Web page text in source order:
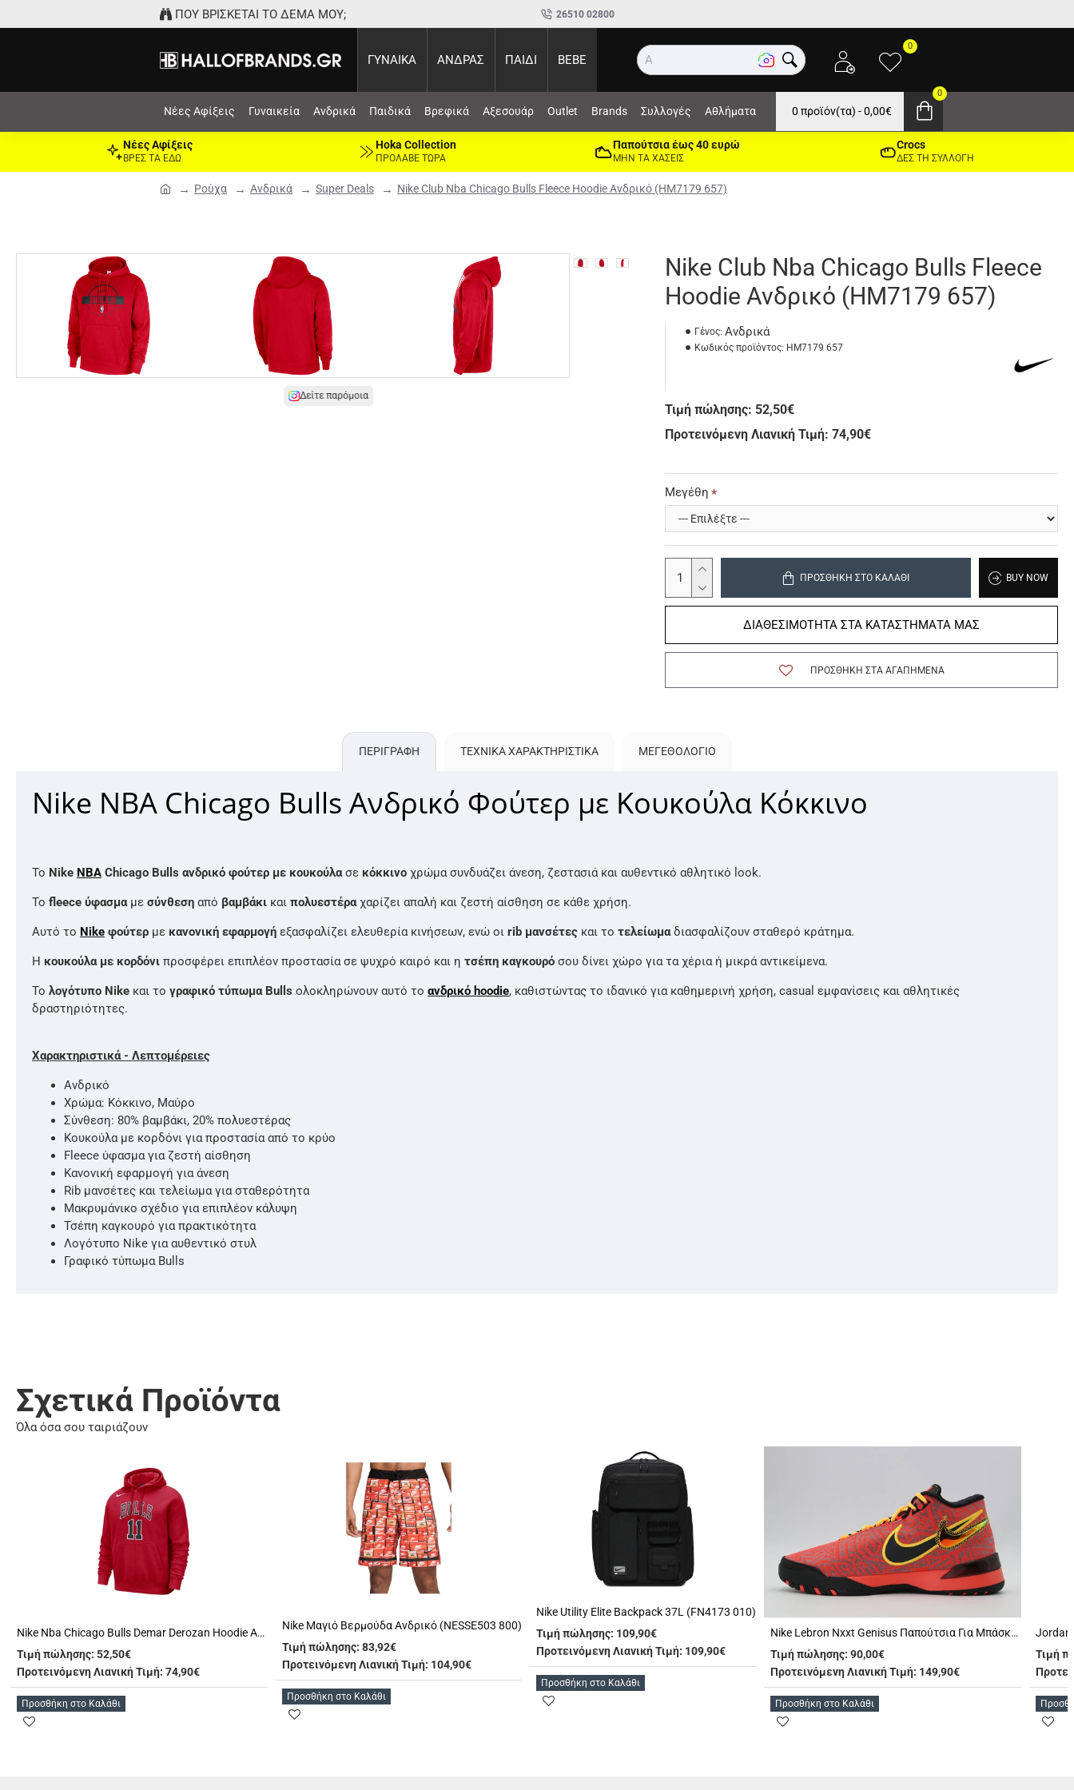
ΠΟΥ ΒΡΙΣΚΕΤΑΙ ΤΟ ΔΕΜΑ ΜΟΥ; 26510 02800
ΓΥΝΑΙΚΑ ΑΝΔΡΑΣ ΠΑΙΔΙ BEBE Αναζήτ
0
Νέες Αφίξεις Γυναικεία Ανδρικά Παιδικά Βρεφικά Αξεσουάρ Outlet Brands Συλλογές Αθλήματα 0 προϊόν(τα) - 0,00€
0
Ρούχα Ανδρικά Super Deals Nike Club Nba Chicago Bulls Fleece Hoodie Ανδρικό (HM7179 657)
Νέες Αφίξεις
ΒΡΕΣ ΤΑ ΕΔΩ
Hoka Collection
ΠΡΟΛΑΒΕ ΤΩΡΑ
Παπούτσια έως 40 ευρώ
ΜΗΝ ΤΑ ΧΑΣΕΙΣ
Crocs
ΔΕΣ ΤΗ ΣΥΛΛΟΓΗ
Δείτε παρόμοια
Nike Club Nba Chicago Bulls Fleece
Hoodie Ανδρικό (HM7179 657)
Γένος: Ανδρικά
Κωδικός προϊόντος: HM7179 657
Τιμή πώλησης: 52,50€
Προτεινόμενη Λιανική Τιμή: 74,90€
Μεγέθη
ΠΡΟΣΘΉΚΗ ΣΤΟ ΚΑΛΆΘΙ BUY NOW
ΔΙΑΘΕΣΙΜΟΤΗΤΑ ΣΤΑ ΚΑΤΑΣΤΗΜΑΤΑ ΜΑΣ
ΠΡΟΣΘΉΚΗ ΣΤΑ ΑΓΑΠΗΜΈΝΑ
ΠΕΡΙΓΡΑΦΗ ΤΕΧΝΙΚΑ ΧΑΡΑΚΤΗΡΙΣΤΙΚΑ ΜΕΓΕΘΟΛΌΓΙΟ
Nike NBA Chicago Bulls Ανδρικό Φούτερ με Κουκούλα Κόκκινο
Το Nike NBA Chicago Bulls ανδρικό φούτερ με κουκούλασε κόκκινο χρώμα συνδυάζει άνεση, ζεστασιά και αυθεντικό αθλητικό look.
Το fleece ύφασμαμε σύνθεση από βαμβάκι και πολυεστέραχαρίζει απαλή και ζεστή αίσθηση σε κάθε χρήση.
Αυτό το Nike φούτερ με κανονική εφαρμογή εξασφαλίζει ελευθερία κινήσεων, ενώ οι rib μανσέτες και το τελείωμαδιασφαλίζουν σταθερό κράτημα.
Η κουκούλα με κορδόνι προσφέρει επιπλέον προστασία σε ψυχρό καιρό και η τσέπη καγκουρό σου δίνει χώρο για τα χέρια ή μικρά αντικείμενα.
Το λογότυπο Nike και το γραφικό τύπωμα Bulls ολοκληρώνουν αυτό το ανδρικό hoodie, καθιστώντας το ιδανικό για καθημερινή χρήση, casual εμφανίσεις και αθλητικές
δραστηριότητες.
Χαρακτηριστικά - Λεπτομέρειες
Ανδρικό
Χρώμα: Κόκκινο, Μαύρο
Σύνθεση: 80% βαμβάκι, 20% πολυεστέρας
Κουκούλα με κορδόνι για προστασία από το κρύο
Fleece ύφασμα για ζεστή αίσθηση
Κανονική εφαρμογή για άνεση
Rib μανσέτες και τελείωμα για σταθερότητα
Μακρυμάνικο σχέδιο για επιπλέον κάλυψη
Τσέπη καγκουρό για πρακτικότητα
Λογότυπο Nike για αυθεντικό στυλ
Γραφικό τύπωμα Bulls
Σχετικά Προϊόντα
Όλα όσα σου ταιριάζουν
Nike Nba Chicago Bulls Demar Derozan Hoodie Ανδρικό (FB4782 658)
Τιμή πώλησης: 52,50€
Προτεινόμενη Λιανική Τιμή: 74,90€
Προσθήκη στο Καλάθι
Nike Μαγιό Βερμούδα Ανδρικό (NESSE503 800)
Τιμή πώλησης: 83,92€
Προτεινόμενη Λιανική Τιμή: 104,90€
Προσθήκη στο Καλάθι
Nike Utility Elite Backpack 37L (FN4173 010)
Τιμή πώλησης: 109,90€
Προτεινόμενη Λιανική Τιμή: 109,90€
Προσθήκη στο Καλάθι
Nike Lebron Nxxt Genisus Παπούτσια Για Μπάσκετ (HF0712 600)
Τιμή πώλησης: 90,00€
Προτεινόμενη Λιανική Τιμή: 149,90€
Προσθήκη στο Καλάθι
Τιμή